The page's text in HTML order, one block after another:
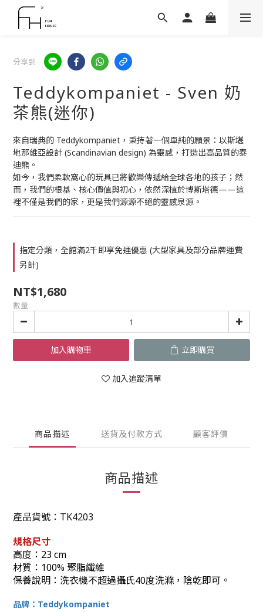
分享到
Teddykompaniet - Sven 奶
茶熊(迷你)
來自瑞典的 Teddykompaniet，秉持著一個單純的願景：以斯堪
地那維亞設計 (Scandinavian design) 為靈感，打造出高品質的泰
迪熊。
如今，我們柔軟窩心的玩具已將歡樂傳遞給全球各地的孩子；然
而，我們的根基、核心價值與初心，依然深植於博斯塔德——這
裡不僅是我們的家，更是我們源源不絕的靈感泉源。
指定分類，全館滿2千即享免運優惠 (大型家具及部分品牌運費
另計)
NT$1,680
數量
加入購物車 立即購買
加入追蹤清單
商品描述 送貨及付款方式 顧客評價
商品描述
產品貨號： TK4203
規格尺寸
高度：23 cm
材質： 100% 聚脂纖維
保養說明：洗衣機不超過攝氏40度洗滌，陰乾即可。
品牌：Teddykompaniet